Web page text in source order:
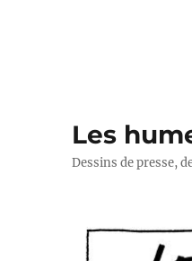
Les
Dessins de presse,